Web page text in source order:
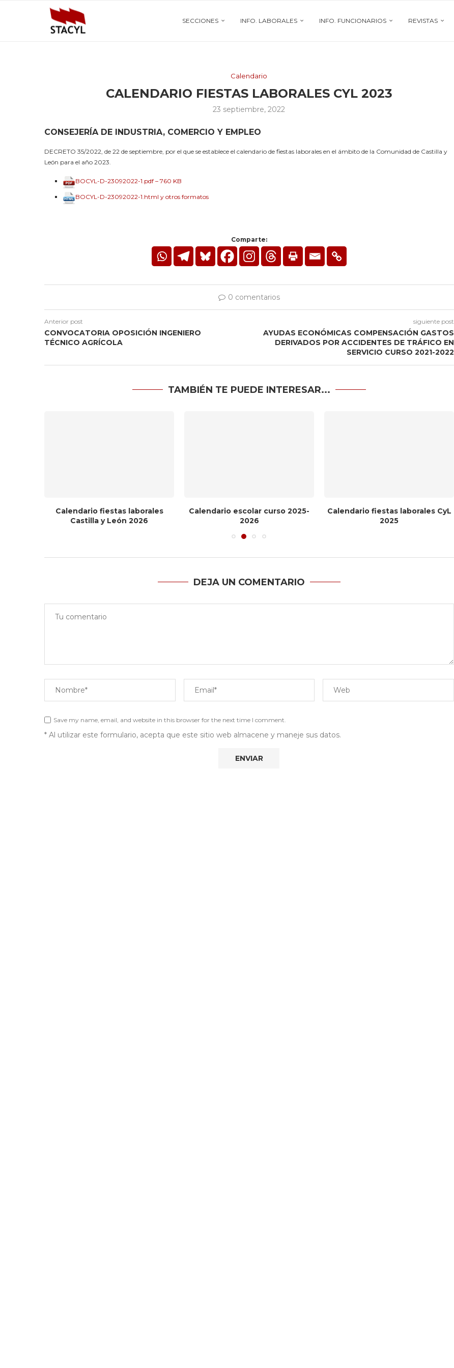
SECCIONES INFO. LABORALES INFO. FUNCIONARIOS REVISTAS
Calendario
CALENDARIO FIESTAS LABORALES CYL 2023
23 septiembre, 2022
CONSEJERÍA DE INDUSTRIA, COMERCIO Y EMPLEO
DECRETO 35/2022, de 22 de septiembre, por el que se establece el calendario de fiestas laborales en el ámbito de la Comunidad de Castilla y
León para el año 2023.
BOCYL-D-23092022-1.pdf – 760 KB
BOCYL-D-23092022-1.html y otros formatos
Comparte:
0 comentarios
Anterior post
CONVOCATORIA OPOSICIÓN INGENIERO
TÉCNICO AGRÍCOLA
siguiente post
AYUDAS ECONÓMICAS COMPENSACIÓN GASTOS
DERIVADOS POR ACCIDENTES DE TRÁFICO EN
SERVICIO CURSO 2021-2022
TAMBIÉN TE PUEDE INTERESAR...
Calendario fiestas laborales
Castilla y León 2026
Calendario escolar curso 2025-
2026
Calendario fiestas laborales CyL
2025
DEJA UN COMENTARIO
Save my name, email, and website in this browser for the next time I comment.
* Al utilizar este formulario, acepta que este sitio web almacene y maneje sus datos.